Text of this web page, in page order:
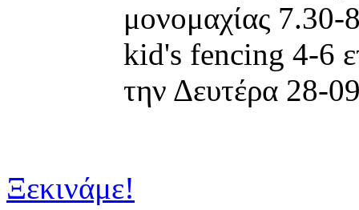
μονομαχίας
kid's fencing 4-6
την Δευτέρα 28-
Ξεκινάμε!